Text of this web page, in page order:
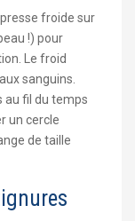
froide sur
!) pour
Le froid
sanguins.
au fil du temps
un cercle
de taille